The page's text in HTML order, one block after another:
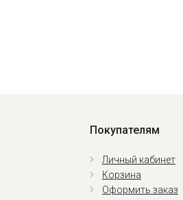
Покупателям
Личный кабинет
Корзина
Оформить заказ